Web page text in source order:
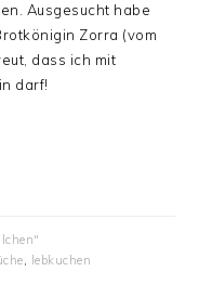
Ausgesucht habe
Zorra (vom
dass ich mit
darf!
, lebkuchen